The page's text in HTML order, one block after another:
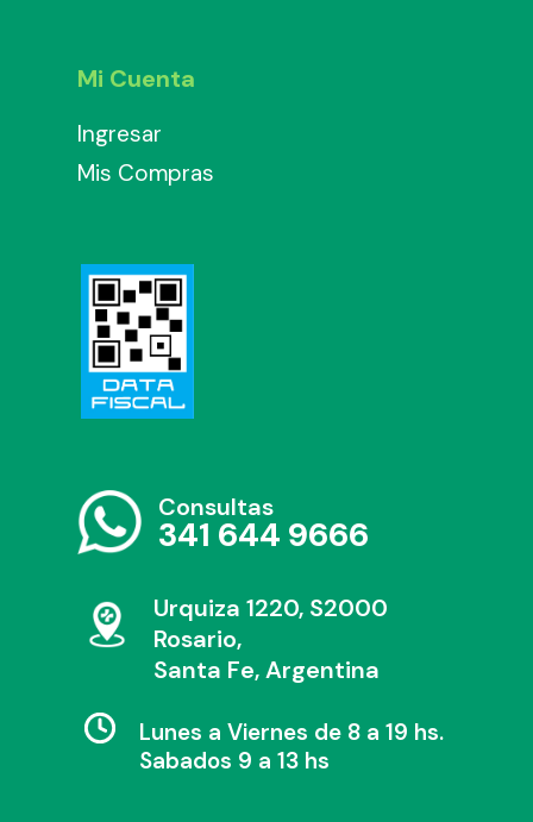
Mi Cuenta
Ingresar
Mis Compras
Consultas
341 644 9666
Urquiza 1220, S2000
Rosario,
Santa Fe, Argentina
Lunes a Viernes de 8 a 19 hs.
Sabados 9 a 13 hs